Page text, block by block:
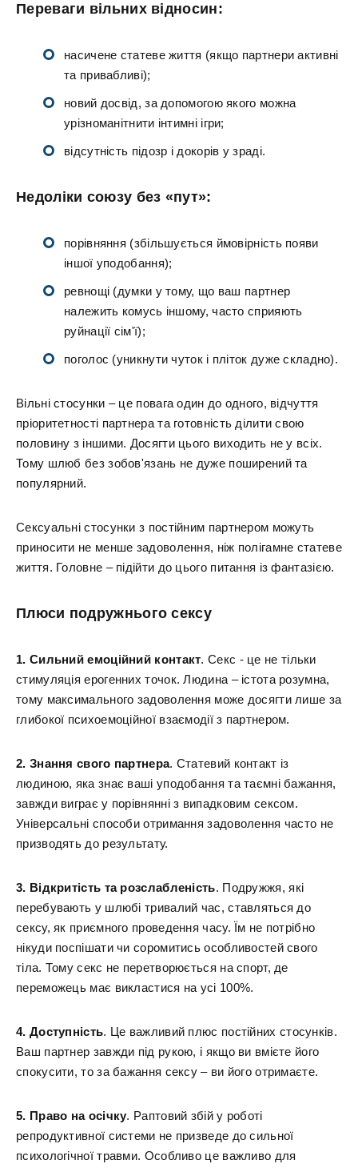
Переваги вільних відносин:
насичене статеве життя (якщо партнери активні
та привабливі);
новий досвід, за допомогою якого можна
урізноманітнити інтимні ігри;
відсутність підозр і докорів у зраді.
Недоліки союзу без «пут»:
порівняння (збільшується ймовірність появи
іншої уподобання);
ревнощі (думки у тому, що ваш партнер
належить комусь іншому, часто сприяють
руйнації сім'ї);
поголос (уникнути чуток і пліток дуже складно).
Вільні стосунки – це повага один до одного, відчуття
пріоритетності партнера та готовність ділити свою
половину з іншими. Досягти цього виходить не у всіх.
Тому шлюб без зобов'язань не дуже поширений та
популярний.
Сексуальні стосунки з постійним партнером можуть
приносити не менше задоволення, ніж полігамне статеве
життя. Головне – підійти до цього питання із фантазією.
Плюси подружнього сексу
1. Сильний емоційний контакт. Секс - це не тільки
стимуляція ерогенних точок. Людина – істота розумна,
тому максимального задоволення може досягти лише за
глибокої психоемоційної взаємодії з партнером.
2. Знання свого партнера. Статевий контакт із
людиною, яка знає ваші уподобання та таємні бажання,
завжди виграє у порівнянні з випадковим сексом.
Універсальні способи отримання задоволення часто не
призводять до результату.
3. Відкритість та розслабленість. Подружжя, які
перебувають у шлюбі тривалий час, ставляться до
сексу, як приємного проведення часу. Їм не потрібно
нікуди поспішати чи соромитись особливостей свого
тіла. Тому секс не перетворюється на спорт, де
переможець має викластися на усі 100%.
4. Доступність. Це важливий плюс постійних стосунків.
Ваш партнер завжди під рукою, і якщо ви вмієте його
спокусити, то за бажання сексу – ви його отримаєте.
5. Право на осічку. Раптовий збій у роботі
репродуктивної системи не призведе до сильної
психологічної травми. Особливо це важливо для